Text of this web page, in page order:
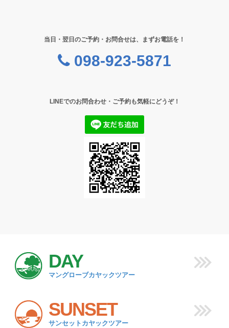
当日・翌日のご予約・お問合せは、まずお電話を！
098-923-5871
LINEでのお問合わせ・ご予約も気軽にどうぞ！
DAY
マングローブカヤックツアー
SUNSET
サンセットカヤックツアー